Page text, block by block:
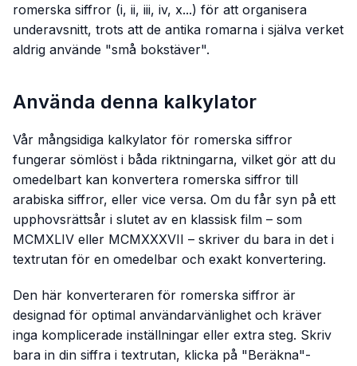
romerska siffror (i, ii, iii, iv, x...) för att organisera
underavsnitt, trots att de antika romarna i själva verket
aldrig använde "små bokstäver".
Använda denna kalkylator
Vår mångsidiga kalkylator för romerska siffror
fungerar sömlöst i båda riktningarna, vilket gör att du
omedelbart kan konvertera romerska siffror till
arabiska siffror, eller vice versa. Om du får syn på ett
upphovsrättsår i slutet av en klassisk film – som
MCMXLIV eller MCMXXXVII – skriver du bara in det i
textrutan för en omedelbar och exakt konvertering.
Den här konverteraren för romerska siffror är
designad för optimal användarvänlighet och kräver
inga komplicerade inställningar eller extra steg. Skriv
bara in din siffra i textrutan, klicka på "Beräkna"-